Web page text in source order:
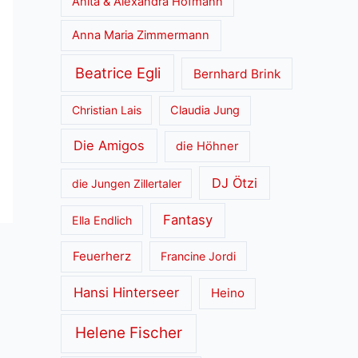
Anna Maria Zimmermann
Beatrice Egli Bernhard Brink
Christian Lais Claudia Jung
Die Amigos die Höhner
die Jungen Zillertaler DJ Ötzi
Ella Endlich Fantasy
Feuerherz Francine Jordi
Hansi Hinterseer Heino
Helene Fischer